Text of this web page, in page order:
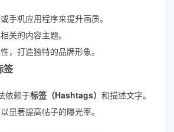
手机应用程序来提升画质。
关的内容主题。
，打造独特的品牌形象。
签
依赖于标签（Hashtags） 和描述文字。
显著提高帖子的曝光率。